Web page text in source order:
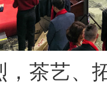
，茶艺、